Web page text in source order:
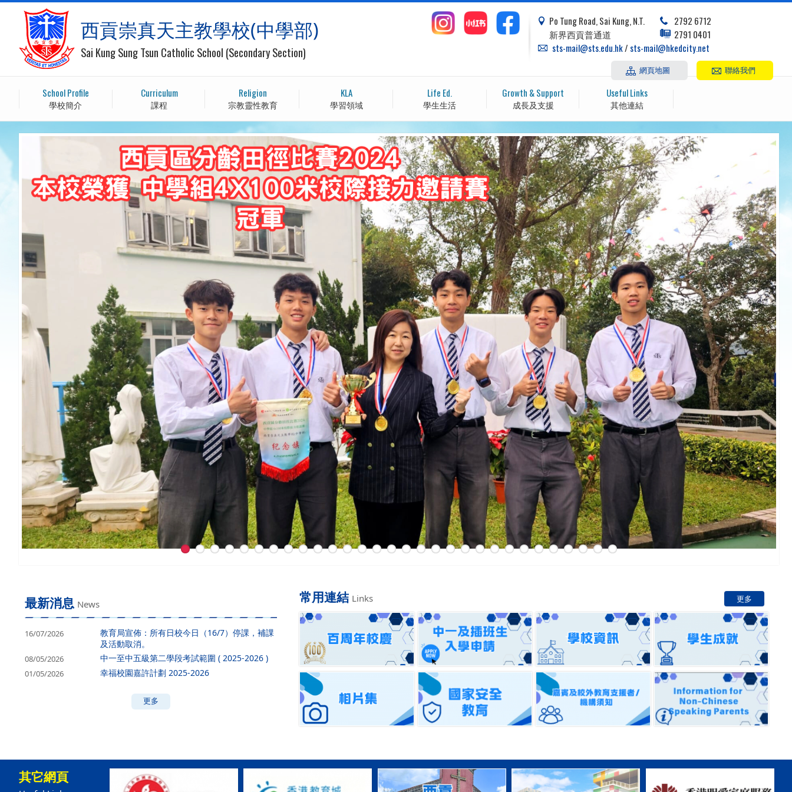
西貢崇真天主教學校(中學部)
Sai Kung Sung Tsun Catholic School (Secondary Section)
Po Tung Road, Sai Kung, N.T.
新界西貢普通道
2792 6712
2791 0401
sts-mail@sts.edu.hk/ sts-mail@hkedcity.net
聯絡我們
網頁地圖
School Profile
學校簡介
Curriculum
課程
Religion
宗教靈性教育
KLA
學習領域
Life Ed.
學生生活
Growth & Support
成長及支援
Useful Links
其他連結
最新消息 News
16/07/2026
教育局宣佈：所有日校今日（16/7）停課，補課
及活動取消。
08/05/2026 中一至中五級第二學段考試範圍 ( 2025-2026 )
01/05/2026 幸福校園嘉許計劃 2025-2026
更多
常用連結 Links 更多
其它網頁